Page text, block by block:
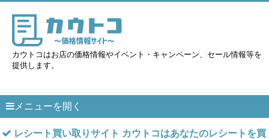
カウトコはお店の価格情報やイベント・キャンペーン、セール情報等を
提供します。
メニューを開く
レシート買い取りサイト カウトコはあなたのレシートを買